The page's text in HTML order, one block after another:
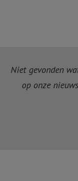
Niet gevonden
op onze